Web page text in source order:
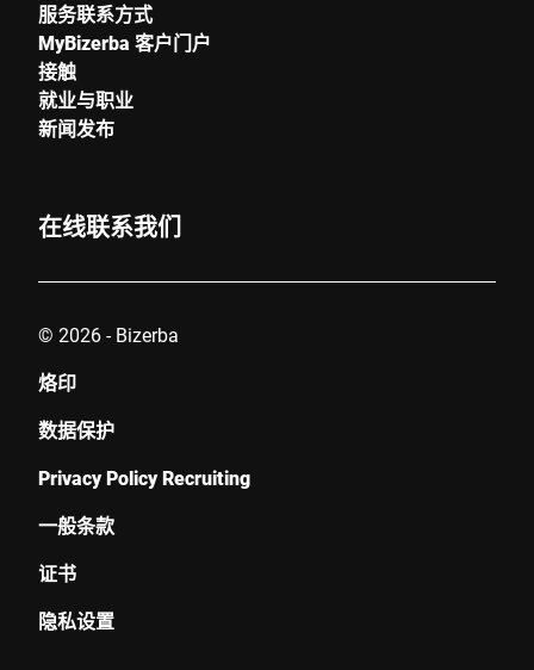
服务联系方式
MyBizerba 客户门户
接触
就业与职业
新闻发布
在线联系我们
© 2026 - Bizerba
烙印
数据保护
Privacy Policy Recruiting
一般条款
证书
隐私设置